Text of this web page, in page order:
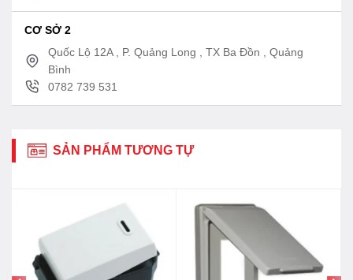
CƠ SỞ 2
Quốc Lộ 12A , P. Quảng Long , TX Ba Đồn , Quảng
Bình
0782 739 531
SẢN PHẨM TƯƠNG TỰ